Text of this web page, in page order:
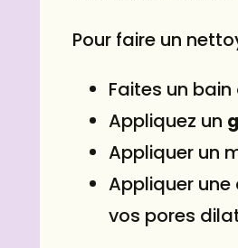
Pour faire un
Faites un
Appliquez un
Appliquer un
Appliquer
vos pores